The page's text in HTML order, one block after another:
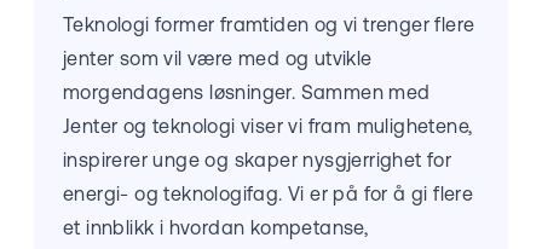
Teknologi former framtiden og vi trenger flere
jenter som vil være med og utvikle
morgendagens løsninger. Sammen med
Jenter og teknologi viser vi fram mulighetene,
inspirerer unge og skaper nysgjerrighet for
energi- og teknologifag. Vi er på for å gi flere
et innblikk i hvordan kompetanse,